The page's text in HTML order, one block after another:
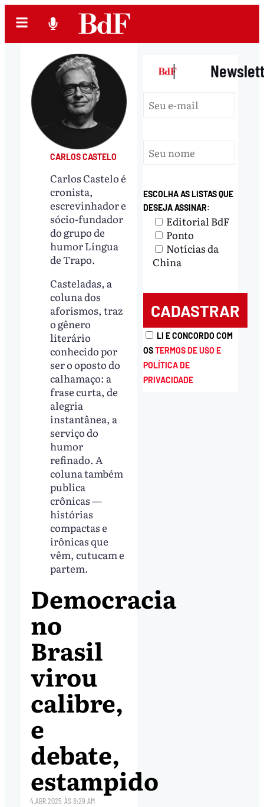
CARLOS CASTELO
Carlos Castelo é
cronista,
escrevinhador e
sócio-fundador
do grupo de
humor Língua
de Trapo.
Casteladas, a
coluna dos
aforismos, traz
o gênero
literário
conhecido por
ser o oposto do
calhamaço: a
frase curta, de
alegria
instantânea, a
serviço do
humor
refinado. A
coluna também
publica
crônicas —
histórias
compactas e
irônicas que
vêm, cutucam e
partem.
Democracia
no
Brasil
virou
calibre,
e
debate,
estampido
4.ABR.2025 ÀS 8:29 AM
|
ESCOLHA AS LISTAS QUE
DESEJA ASSINAR:
Editorial BdF
Ponto
Notícias da
China
LI E CONCORDO COM
OSTERMOS DE USO E
POLÍTICA DE
PRIVACIDADE